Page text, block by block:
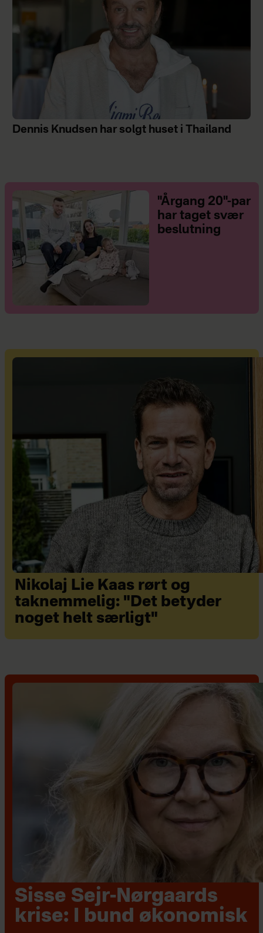
Dennis Knudsen har solgt huset i Thailand
"Årgang 20"-par
har taget svær
beslutning
Nikolaj Lie Kaas rørt og
taknemmelig: "Det betyder
noget helt særligt"
Sisse Sejr-Nørgaards
krise: I bund økonomisk